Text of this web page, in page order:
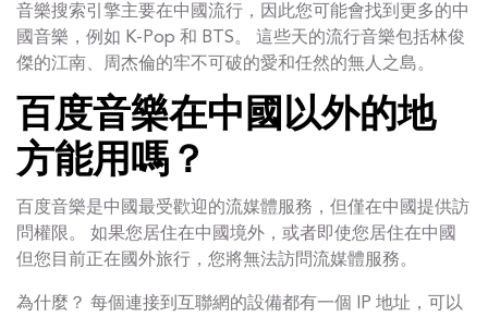
音樂搜索引擎主要在中國流行，因此您可能會找到更多的中
國音樂，例如 K-Pop 和 BTS。 這些天的流行音樂包括林俊
傑的江南、周杰倫的牢不可破的愛和任然的無人之島。
百度音樂在中國以外的地
方能用嗎？
百度音樂是中國最受歡迎的流媒體服務，但僅在中國提供訪
問權限。 如果您居住在中國境外，或者即使您居住在中國
但您目前正在國外旅行，您將無法訪問流媒體服務。
為什麼？ 每個連接到互聯網的設備都有一個 IP 地址，可以